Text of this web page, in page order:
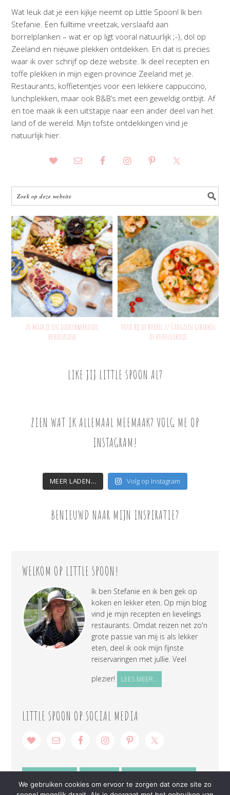
Wat leuk dat je een kijkje neemt op Little Spoon! Ik ben
Stefanie. Een fulltime vreetzak, verslaafd aan
borrelplanken – wat er op ligt vooral natuurlijk ;-), dol op
Zeeland en nieuwe plekken ontdekken. En dat is precies
waar ik over schrijf op deze website. Ik deel recepten en
toffe plekken in mijn eigen provincie Zeeland met je.
Restaurants, koffietentjes voor een lekkere cappuccino,
lunchplekken, maar ook B&B’s met een geweldig ontbijt. Af
en toe maak ik een uitstapje naar een ander deel van het
land of de wereld. Mijn tofste ontdekkingen vind je
natuurlijk hier.
Zo maak je een indrukwekkende
borrelplank
Voor bij de borrel // Garnalen gebakken
in knoflookolie
LIKE JIJ LITTLE SPOON AL?
ZIEN WAT IK ALLEMAAL MEEMAAK? VOLG ME OP
INSTAGRAM!
MEER LADEN... Volg op Instagram
BENIEUWD NAAR MIJN INSPIRATIE?
WELKOM OP LITTLE SPOON!
Ik ben Stefanie en ik ben gek op
koken en lekker eten. Op mijn blog
vind je mijn recepten en lievelings
restaurants. Omdat reizen net zo'n
grote passie van mij is als lekker
eten, deel ik ook mijn fijnste
reiservaringen met jullie. Veel
plezier!
LEES MEER...
LITTLE SPOON OP SOCIAL MEDIA
We gebruiken cookies om ervoor te zorgen dat onze site zo